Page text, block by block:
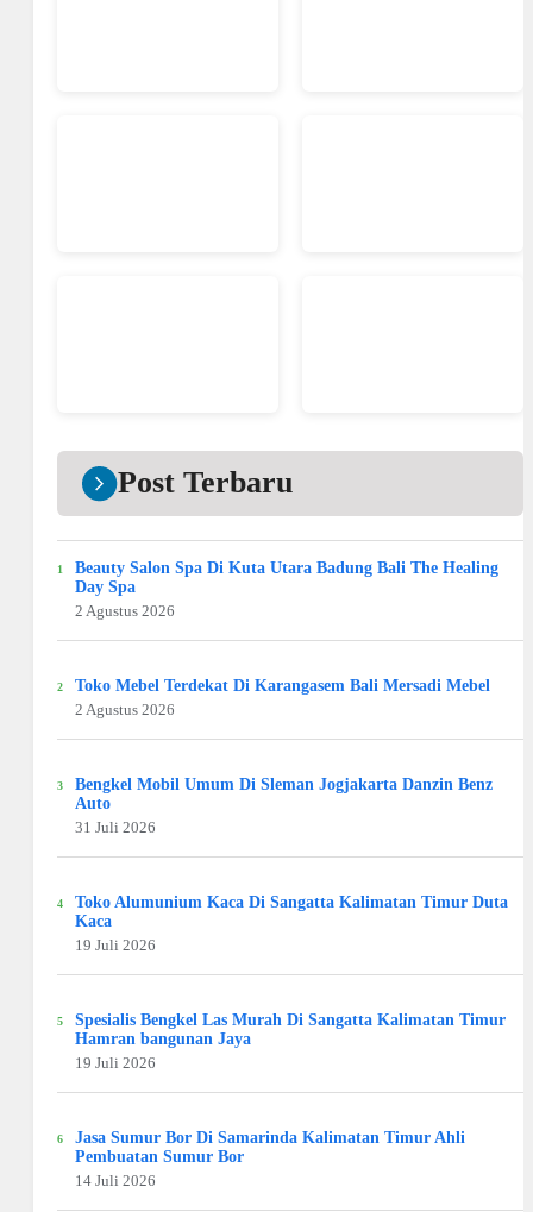
Post Terbaru
Beauty Salon Spa Di Kuta Utara Badung Bali The Healing
Day Spa
2 Agustus 2026
Toko Mebel Terdekat Di Karangasem Bali Mersadi Mebel
2 Agustus 2026
Bengkel Mobil Umum Di Sleman Jogjakarta Danzin Benz
Auto
31 Juli 2026
Toko Alumunium Kaca Di Sangatta Kalimatan Timur Duta
Kaca
19 Juli 2026
Spesialis Bengkel Las Murah Di Sangatta Kalimatan Timur
Hamran bangunan Jaya
19 Juli 2026
Jasa Sumur Bor Di Samarinda Kalimatan Timur Ahli
Pembuatan Sumur Bor
14 Juli 2026